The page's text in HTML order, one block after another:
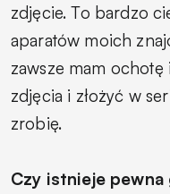
zdjęcie. To bardzo
aparatów moich
zawsze mam
zdjęcia i złożyć w
zrobię.
Czy istnieje